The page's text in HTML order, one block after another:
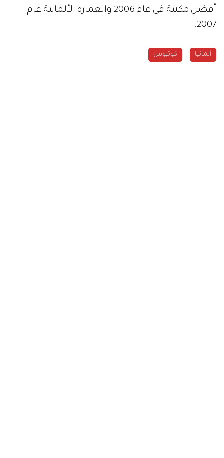
أفضل مكتبة في عام 2006 والعمارة الألمانية عام
2007.
ألمانيا كوتبوس